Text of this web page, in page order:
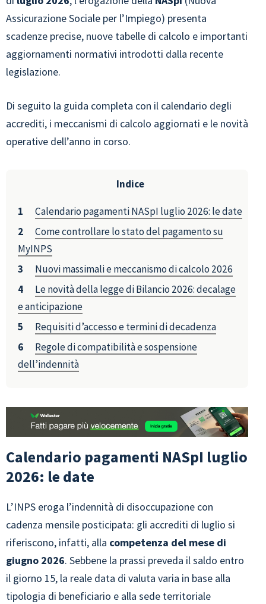
Assicurazione Sociale per l’Impiego) presenta
scadenze precise, nuove tabelle di calcolo e importanti
aggiornamenti normativi introdotti dalla recente
legislazione.
Di seguito la guida completa con il calendario degli
accrediti, i meccanismi di calcolo aggiornati e le novità
operative dell’anno in corso.
Indice
Calendario pagamenti NASpI luglio 2026: le date
Come controllare lo stato del pagamento su
MyINPS
Nuovi massimali e meccanismo di calcolo 2026
Le novità della legge di Bilancio 2026: decalage
e anticipazione
Requisiti d’accesso e termini di decadenza
Regole di compatibilità e sospensione
dell’indennità
Calendario pagamenti NASpI luglio
2026: le date
L’INPS eroga l’indennità di disoccupazione con
cadenza mensile posticipata: gli accrediti di luglio si
riferiscono, infatti, alla competenza del mese di
giugno 2026. Sebbene la prassi preveda il saldo entro
il giorno 15, la reale data di valuta varia in base alla
tipologia di beneficiario e alla sede territoriale